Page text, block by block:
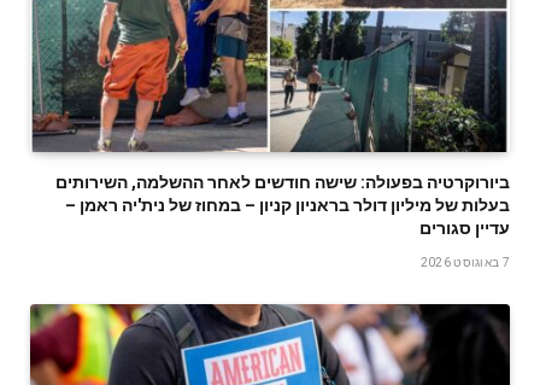
ביורוקרטיה בפעולה: שישה חודשים לאחר ההשלמה, השירותים
בעלות של מיליון דולר בראניון קניון – במחוז של נית'יה ראמן –
עדיין סגורים
7 באוגוסט 2026